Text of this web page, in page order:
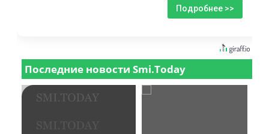
Подробнее >>